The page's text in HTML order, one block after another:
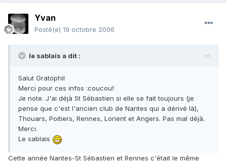
Yvan
Posté(e) 19 octobre 2006
le sablais a dit :
Salut Gratophil
Merci pour ces infos :coucou!:
Je note. J'ai déjà St Sébastien si elle se fait toujours (je
pense que c'est l'ancien club de Nantes qui a dérivé là),
Thouars, Poitiers, Rennes, Lorient et Angers. Pas mal déjà.
Merci.
Le sablais
Cette année Nantes-St Sébastien et Rennes c'était le même